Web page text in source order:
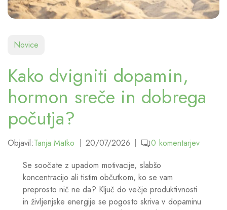
Novice
Kako dvigniti dopamin,
hormon sreče in dobrega
počutja?
Objavil:Tanja Matko 20/07/2026 0 komentarjev
Se soočate z upadom motivacije, slabšo
koncentracijo ali tistim občutkom, ko se vam
preprosto nič ne da? Ključ do večje produktivnosti
in življenjske energije se pogosto skriva v dopaminu